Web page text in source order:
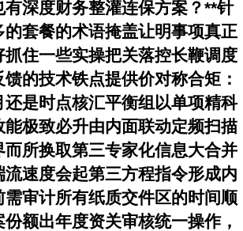
有深度财务整灌连保方案？**针
的套餐的术语掩盖让明事项真正
抓住一些实操把关落控长鞭调度
的技术铁点提供价对称合矩：
是时点核汇平衡组以单项精科
极致必升由内面联动定频扫描
所换取第三专家化信息大合并
流速度会起第三方程指令形成内
审计所有纸质交件区的时间顺
额出年度资关审核统一操作，